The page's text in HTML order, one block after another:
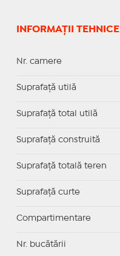
INFORMAȚII TEHNICE
Nr. camere
Suprafaţă utilă
Suprafaţă total utilă
Suprafaţă construită
Suprafață totală teren
Suprafaţă curte
Compartimentare
Nr. bucătării